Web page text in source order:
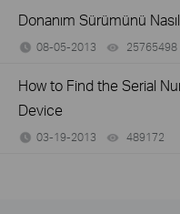
Donanım Sürümünü
08-05-2013 25765498
How to Find the Serial
Device
03-19-2013 489172